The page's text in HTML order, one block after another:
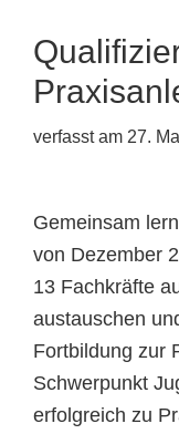
verfasst am 27.
Gemeinsam
von Dezember
13 Fachkräfte
austauschen
Fortbildung zur
Schwerpunkt
erfolgreich zu